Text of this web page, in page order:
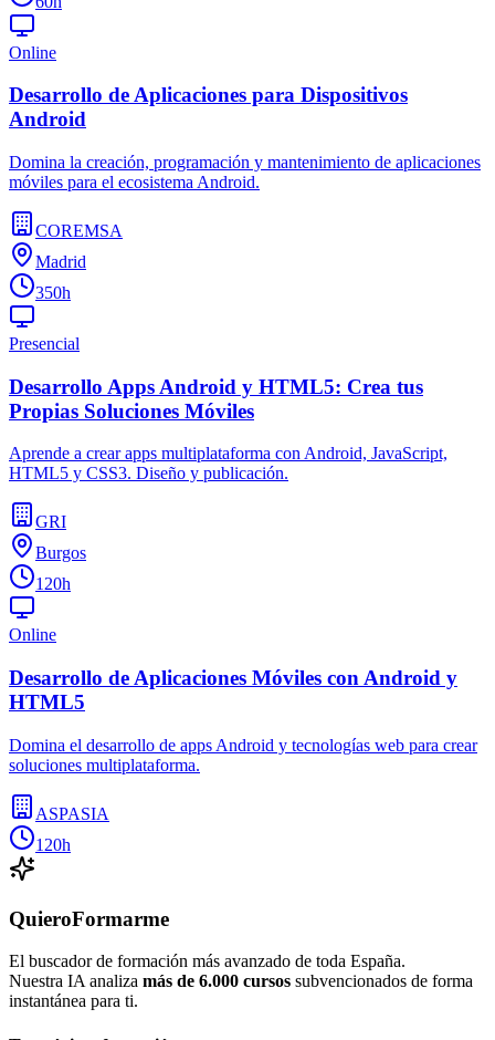
Online
Desarrollo de Aplicaciones para Dispositivos
Android
Domina la creación, programación y mantenimiento de aplicaciones
móviles para el ecosistema Android.
COREMSA
Madrid
350h
Presencial
Desarrollo Apps Android y HTML5: Crea tus
Propias Soluciones Móviles
Aprende a crear apps multiplataforma con Android, JavaScript,
HTML5 y CSS3. Diseño y publicación.
GRI
Burgos
120h
Online
Desarrollo de Aplicaciones Móviles con Android y
HTML5
Domina el desarrollo de apps Android y tecnologías web para crear
soluciones multiplataforma.
ASPASIA
120h
QuieroFormarme
El buscador de formación más avanzado de toda España.
Nuestra IA analiza más de 6.000 cursos subvencionados de forma
instantánea para ti.